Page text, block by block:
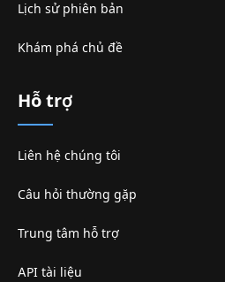
Lịch sử phiên bản
Khám phá chủ đề
Hỗ trợ
Liên hệ chúng tôi
Câu hỏi thường gặp
Trung tâm hỗ trợ
API tài liệu